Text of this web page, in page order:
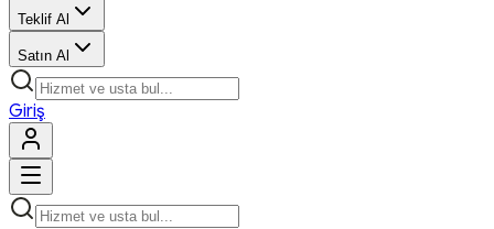
Teklif Al
Satın Al
Giriş